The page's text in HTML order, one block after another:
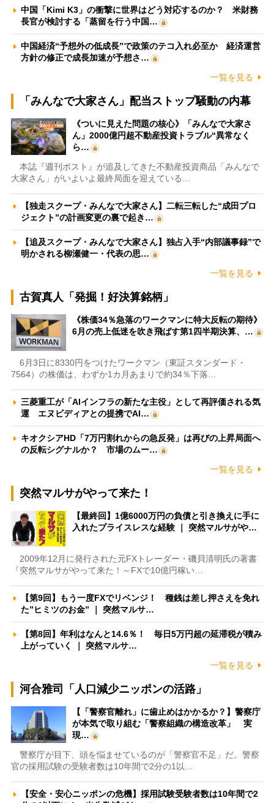
中国「Kimi K3」の衝撃に世界はどう対応するのか？ 米財務
長官が検討する「蒸留を行う中国…
中国経済“予想外の低成長”で政策のテコ入れ必至か 経済運営
方針の修正で成長加速が予想さ…
一覧を見る
「みんなで大家さん」配当ストップ騒動の内幕
《ついに見えた問題の核心》「みんなで大家さ
ん」2000億円超不動産投資トラブル“異常なく
ら…
本誌『週刊ポスト』が追及してきた不動産投資商品「みんなで
大家さん」がいよいよ最終局面を迎えている…
【独走スクープ・みんなで大家さん】二転三転した“成田プロ
ジェクト”の計画変更の裏で起き…
【追及スクープ・みんなで大家さん】独占入手“内部議事録”で
明かされる柳瀬健一・代表の思…
一覧を見る
古賀真人「発掘！好決算銘柄」
《株価34％急落のワークマンに特大反転の期待》
6月の売上低迷を吹き飛ばす第1四半期決算、…
6月3日に8330円をつけたワークマン（東証スタンダード・
7564）の株価は、わずか1カ月あまりで約34％下落…
三菱重工が「AIインフラの新たな主役」として再評価される気
運 エヌビディアとの提携でAI…
キオクシアHD「7万円割れからの急反発」は再びの上昇局面へ
の反転シグナルか？ 市場のムー…
一覧を見る
突然マルサがやって来た！
【最終回】1億6000万円の負債と引き換えに手に
入れたプライスレスな経験 ｜ 突然マルサがや…
2009年12月に発行された元FXトレーダー・磯貝清明氏の著書
『突然マルサがやって来た！～FXで10億円稼い…
【第9回】もう一度FXでリベンジ！ 種銭は差し押さえを免れ
た”ヒミツのお金” ｜ 突然マルサ…
【第8回】年利はなんと14.6％！ 毎日5万円超の延滞税が積み
上がっていく ｜ 突然マルサ…
一覧を見る
河合雅司「人口減少ニッポンの活路」
【「警察官離れ」に歯止めはかかるか？】警察庁
が本気で取り組む「警察組織の構造改革」 実
現…
警察庁が目下、頭を悩ませているのが「警察官不足」だ。警察
官の採用試験の受験者数は10年間で2分の1以…
【安全・安心ニッポンの危機】採用試験受験者数は10年間で2